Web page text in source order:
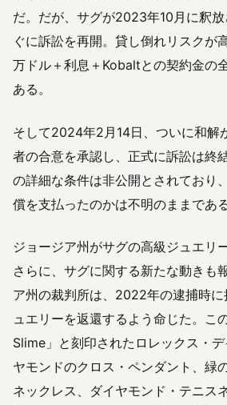
だ。だが、サグが2023年10月に釈
ぐに訴訟を再開。貸し倒れリスクが
万ドル＋利息＋Kobaltとの契約金の
ある。
そして2024年2月14日、ついに和解
者の合意を承認し、正式に訴訟は終
の詳細な条件は非公開とされており
償を支払ったのかは不明のままである
ジョージア州がサグの高級ジュエリ
さらに、サグに関する新たな動きも
ア州の裁判所は、2022年の逮捕時
ュエリーを返還するよう命じた。こ
Slime」と刻印されたロレックス・
ヤモンドのクロス・ペンダント、緑
ネックレス、ダイヤモンド・テニス